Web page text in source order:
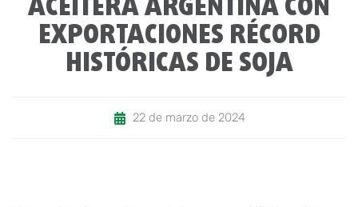
ACEITERA ARGENTINA CON
EXPORTACIONES RÉCORD
HISTÓRICAS DE SOJA
22 de marzo de 2024